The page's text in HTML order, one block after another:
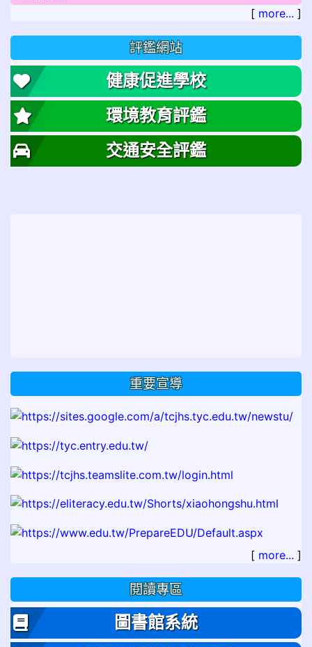
[ more... ]
評鑑網站
健康促進學校
環境教育評鑑
交通安全評鑑
重要宣導
[ more... ]
閱讀專區
圖書館系統